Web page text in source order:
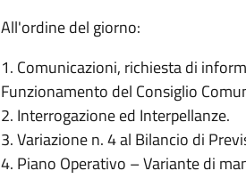
All'ordine del giorno:
1. Comunicazioni, richiesta di
Funzionamento del Consiglio
2. Interrogazione ed Interpellanze.
3. Variazione n. 4 al Bilancio di
4. Piano Operativo – Variante di